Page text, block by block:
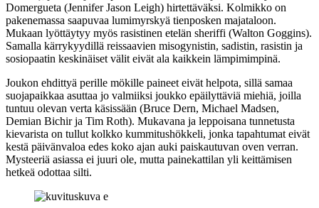
Domergueta (Jennifer Jason Leigh) hirtettäväksi. Kolmikko on
pakenemassa saapuvaa lumimyrskyä tienposken majataloon.
Mukaan lyöttäytyy myös rasistinen etelän sheriffi (Walton Goggins).
Samalla kärrykyydillä reissaavien misogynistin, sadistin, rasistin ja
sosiopaatin keskinäiset välit eivät ala kaikkein lämpimimpinä.
Joukon ehdittyä perille mökille paineet eivät helpota, sillä samaa
suojapaikkaa asuttaa jo valmiiksi joukko epäilyttäviä miehiä, joilla
tuntuu olevan verta käsissään (Bruce Dern, Michael Madsen,
Demian Bichirja Tim Roth). Mukavana ja leppoisana tunnetusta
kievarista on tullut kolkko kummitushökkeli, jonka tapahtumat eivät
kestä päivänvaloa edes koko ajan auki paiskautuvan oven verran.
Mysteeriä asiassa ei juuri ole, mutta painekattilan yli keittämisen
hetkeä odottaa silti.